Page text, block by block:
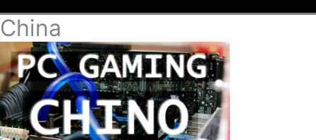
China